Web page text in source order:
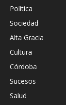
Política
Sociedad
Alta Gracia
Cultura
Córdoba
Sucesos
Salud